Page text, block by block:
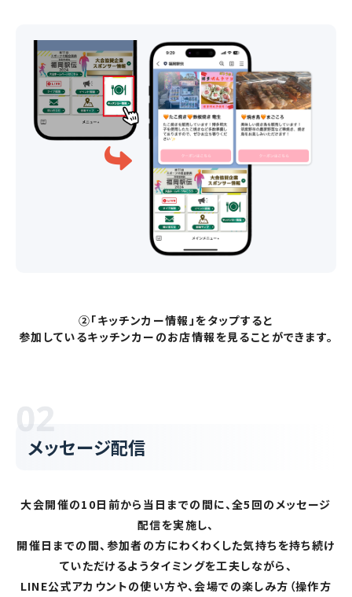
②「キッチンカー情報」をタップすると
参加しているキッチンカーのお店情報を見ることができます。
メッセージ配信
大会開催の10日前から当日までの間に、全5回のメッセージ
配信を実施し、
開催日までの間、参加者の方にわくわくした気持ちを持ち続け
ていただけるようタイミングを工夫しながら、
LINE公式アカウントの使い方や、会場での楽しみ方（操作方